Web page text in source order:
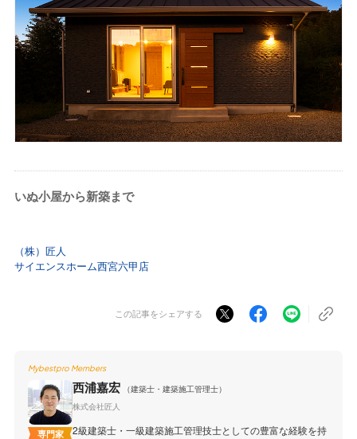
いぬ小屋から新築まで
（株）匠人
サイエンスホーム西宮六甲店
この記事をシェアする
Mybestpro Members
専門家
西浦嘉宏
（建築士・建築施工管理士）
株式会社匠人
2級建築士・一級建築施工管理技士としての豊富な経験を持